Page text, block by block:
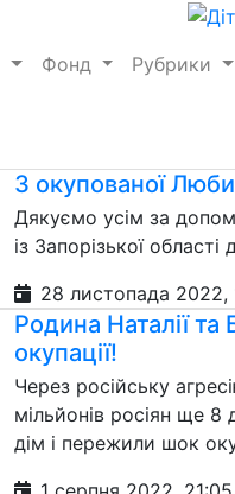
Фонд Рубрики
З окупованої
Дякуємо усім за
із Запорізької
28 листопада 2022,
Родина Наталії та
окупації!
Через російську
мільйонів росіян ще 8
дім і пережили шок